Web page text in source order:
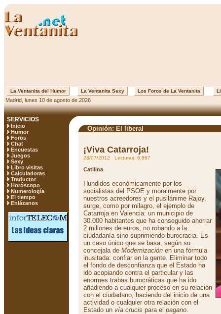
La Ventanita del Humor La Ventanita Sexy Los Foros de La Ventanita
Madrid, lunes 10 de agosto de 2026
SERVICIOS
Inicio
Humor
Foros
Chat
Encuestas
Juegos
Sexy
Libro visitas
Calculadoras
Traductor
Horóscopo
Numerología
El tiempo
Enlázanos
Opinión: El liberal
¡Viva Catarroja!
28/07/2012 Lecturas: 6.867
Catilina
Hundidos económicamente por los
socialistas del PSOE y moralmente por
nuestros acreedores y el pusilánime Rajoy,
surge, como por milagro, el ejemplo de
Catarroja en Valencia: un municipio de
30.000 habitantes que ha conseguido ahorrar
2 millones de euros, no robando a la
ciudadanía sino suprimiendo burocracia. Es
un caso único que se basa, según su
concejala de Modernización en una fórmula
inusitada: confiar en la gente. Eliminar todo
el fondo de desconfianza que el Estado ha
ido acopiando contra el particular y las
enormes trabas burocráticas que ha ido
añadiendo a cualquier proceso en su relación
con el ciudadano, haciendo del inicio de una
actividad o cualquier otra relación con el
Estado un vía crucis para el pagano.